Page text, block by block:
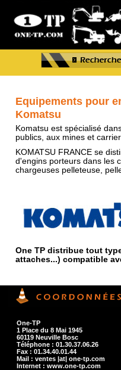
Equipements pour
Komatsu
Komatsu est spécialisé
publics, aux mines et
KOMATSU FRANCE se
d'engins porteurs dans les
chargeuses pelleteuse,
One TP distribue tout
attaches...) compatible
One-TP
1 Place du 8 Mai 1945
60119 Neuville Bosc
Téléphone : 01.30.37.06.26
Fax : 01.34.40.01.44
Mail : ventes |at| one-tp.com
Internet : www.one-tp.com